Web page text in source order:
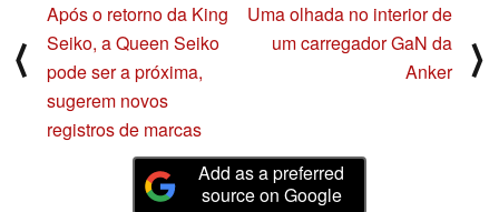
⟨
Após o retorno da King
Seiko, a Queen Seiko
pode ser a próxima,
sugerem novos
registros de marcas
Uma olhada no interior de
um carregador GaN da
Anker
⟩
Add as a preferred
source on Google